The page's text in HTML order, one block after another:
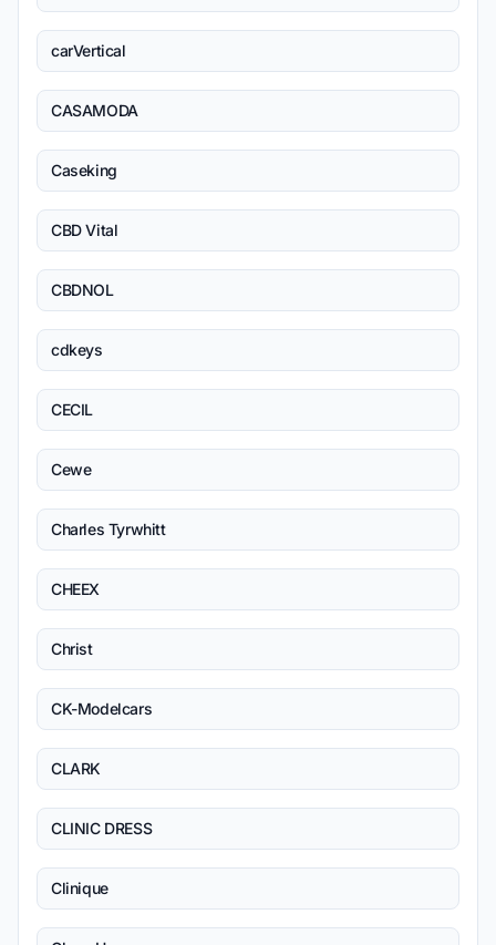
carVertical
CASAMODA
Caseking
CBD Vital
CBDNOL
cdkeys
CECIL
Cewe
Charles Tyrwhitt
CHEEX
Christ
CK-Modelcars
CLARK
CLINIC DRESS
Clinique